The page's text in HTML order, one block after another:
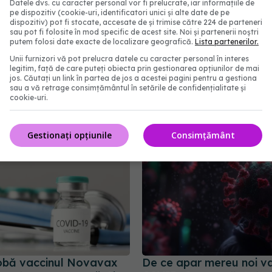
COVID, infecție
Simin Aysel
Vom avea de două ori
rece,
cu gripa
De ce persistă
după COVID chiar și
timp?
05 mar 2026, 10:47
vaccinul Novavax
De ce apar mereu noi
Datele dvs. cu caracter personal vor fi prelucrate, iar informațiile de
pe dispozitiv (cookie-uri, identificatori unici și alte date de pe
dispozitiv) pot fi stocate, accesate de și trimise către 224 de parteneri
sau pot fi folosite în mod specific de acest site. Noi și partenerii noștri
putem folosi date exacte de localizare geografică. Lista partenerilor.
Unii furnizori vă pot prelucra datele cu caracter personal în interes
legitim, față de care puteți obiecta prin gestionarea opțiunilor de mai
jos. Căutați un link în partea de jos a acestei pagini pentru a gestiona
sau a vă retrage consimțământul în setările de confidențialitate și
cookie-uri.
Consimțământ
Gestionați opțiunile